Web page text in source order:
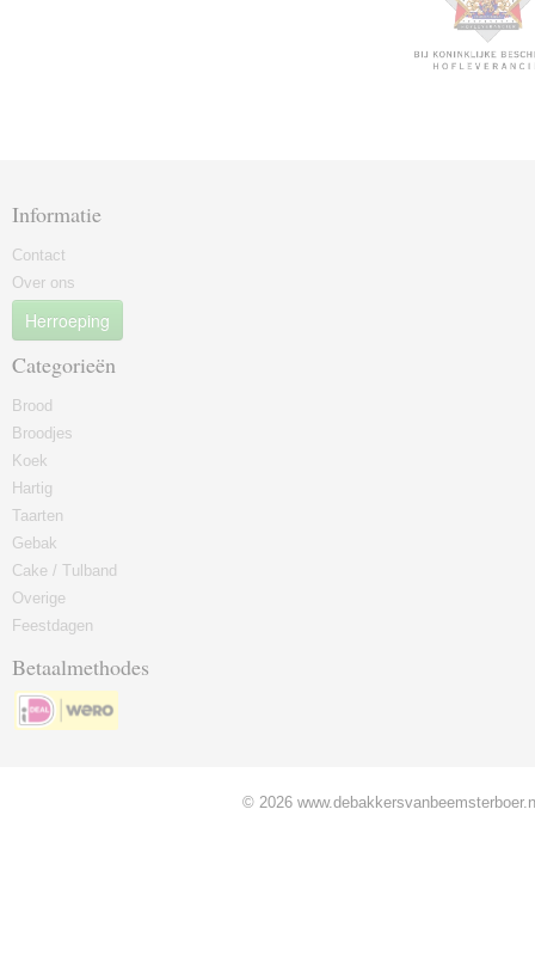
Informatie
Contact
Over ons
Herroeping
Categorieën
Brood
Broodjes
Koek
Hartig
Taarten
Gebak
Cake / Tulband
Overige
Feestdagen
Betaalmethodes
© 2026